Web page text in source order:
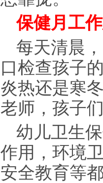
保健月工
每天清晨
口检查孩子
炎热还是寒
老师，孩子
幼儿卫生
作用，环境
安全教育等